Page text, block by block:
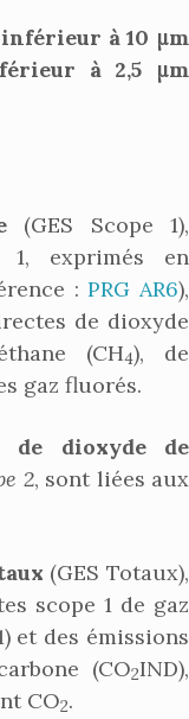
à 10 μm
à 2,5 μm
(GES Scope 1),
1, exprimés en
:PRG AR6),
de dioxyde
(CH4), de
gaz fluorés.
de dioxyde de
2, sont liées aux
(GES Totaux),
scope 1 de gaz
et des émissions
(CO2IND),
CO2.